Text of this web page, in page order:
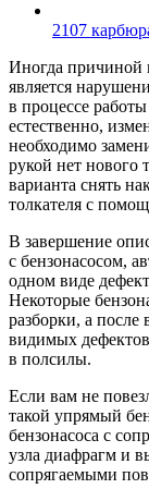
2107
Иногда причиной
является
в процессе работы
естественно,
необходимо
рукой нет нового
варианта снять
толкателя с
В завершение
с бензонасосом,
одном виде
Некоторые
разборки, а после
видимых
в полсилы.
Если вам не
такой упрямый
бензонасоса с
узла диафрагм и
сопрягаемыми